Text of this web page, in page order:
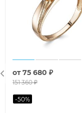
от75 680 ₽
151 360 ₽
-50%